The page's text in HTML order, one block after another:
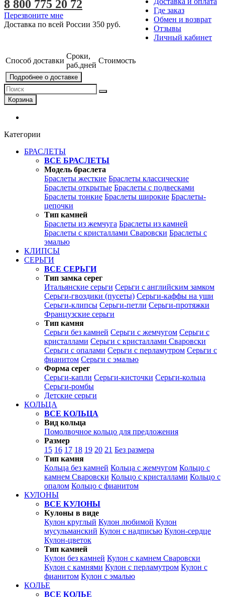
Где заказ
Обмен и возврат
Отзывы
Личный кабинет
8 800 775 20 72
Перезвоните мне
Доставка по всей России 350 руб.
Способ доставки
Сроки,
раб.дней
Стоимость
Подробнее о доставке
Корзина
Категории
БРАСЛЕТЫ
ВСЕ БРАСЛЕТЫ
Модель браслета
Браслеты жесткие Браслеты классические
Браслеты открытые Браслеты с подвесками
Браслеты тонкие Браслеты широкие Браслеты-
цепочки
Тип камней
Браслеты из жемчуга Браслеты из камней
Браслеты с кристаллами Сваровски Браслеты с
эмалью
КЛИПСЫ
СЕРЬГИ
ВСЕ СЕРЬГИ
Тип замка серег
Итальянские серьги Серьги с английским замком
Серьги-гвоздики (пусеты) Серьги-каффы на уши
Серьги-клипсы Серьги-петли Серьги-протяжки
Французские серьги
Тип камня
Серьги без камней Серьги с жемчугом Серьги с
кристаллами Серьги с кристаллами Сваровски
Серьги с опалами Серьги с перламутром Серьги с
фианитом Серьги с эмалью
Форма серег
Серьги-капли Серьги-кисточки Серьги-кольца
Серьги-ромбы
Детские серьги
КОЛЬЦА
ВСЕ КОЛЬЦА
Вид кольца
Помолвочное кольцо для предложения
Размер
15 16 17 18 19 20 21 Без размера
Тип камня
Кольца без камней Кольца с жемчугом Кольцо с
камнем Сваровски Кольцо с кристаллами Кольцо с
опалом Кольцо с фианитом
КУЛОНЫ
ВСЕ КУЛОНЫ
Кулоны в виде
Кулон круглый Кулон любимой Кулон
мусульманский Кулон с надписью Кулон-сердце
Кулон-цветок
Тип камней
Кулон без камней Кулон с камнем Сваровски
Кулон с камнями Кулон с перламутром Кулон с
фианитом Кулон с эмалью
КОЛЬЕ
ВСЕ КОЛЬЕ